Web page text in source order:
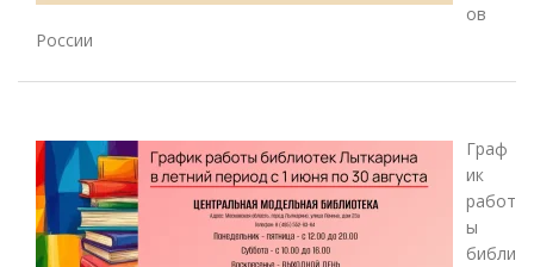
ов
России
Граф
ик
работ
ы
библи